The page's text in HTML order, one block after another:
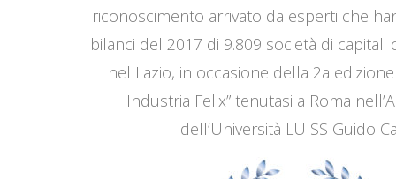
riconoscimento arrivato da esperti che
bilanci del 2017 di 9.809 società di capitali
nel Lazio, in occasione della 2a
Industria Felix” tenutasi a Roma
dell’Università LUISS Guido